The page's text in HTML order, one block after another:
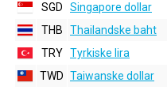
SGD
Singapore dollar
THB
Thailandske baht
TRY Tyrkiske lira
TWD Taiwanske dollar